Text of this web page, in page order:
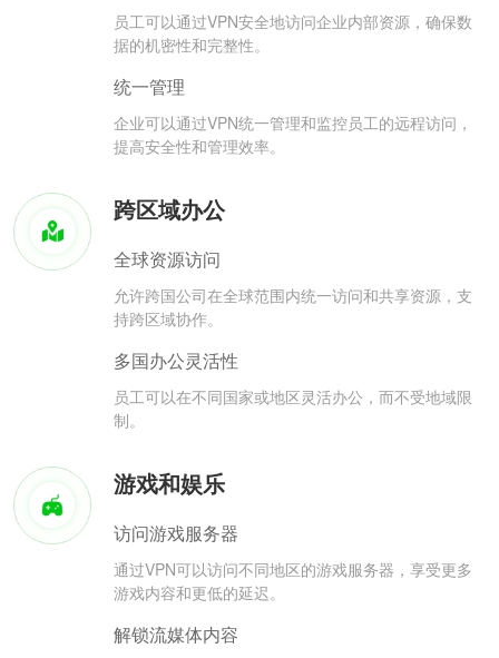
员工可以通过VPN安全地访问企业内部资源，确保数
据的机密性和完整性。
统一管理
企业可以通过VPN统一管理和监控员工的远程访问，
提高安全性和管理效率。
跨区域办公
全球资源访问
允许跨国公司在全球范围内统一访问和共享资源，支
持跨区域协作。
多国办公灵活性
员工可以在不同国家或地区灵活办公，而不受地域限
制。
游戏和娱乐
访问游戏服务器
通过VPN可以访问不同地区的游戏服务器，享受更多
游戏内容和更低的延迟。
解锁流媒体内容